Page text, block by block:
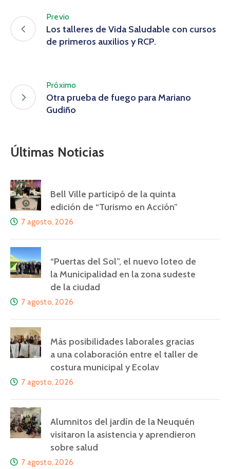
Previo
Los talleres de Vida Saludable con cursos
de primeros auxilios y RCP.
Próximo
Otra prueba de fuego para Mariano
Gudiño
Últimas Noticias
Bell Ville participó de la quinta
edición de “Turismo en Acción”
7 agosto, 2026
“Puertas del Sol”, el nuevo loteo de
la Municipalidad en la zona sudeste
de la ciudad
7 agosto, 2026
Más posibilidades laborales gracias
a una colaboración entre el taller de
costura municipal y Ecolav
7 agosto, 2026
Alumnitos del jardín de la Neuquén
visitaron la asistencia y aprendieron
sobre salud
7 agosto, 2026